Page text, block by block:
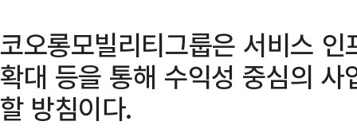
코오롱모빌리티그룹은 서비스
확대 등을 통해 수익성 중심의
할 방침이다.